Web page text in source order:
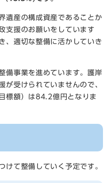
遺産の構成資産であることか
支援のお願いをしています
、適切な整備に活かしていき
事業を進めています。護岸
が受けられていませんので、
標額）は84.2億円となりま
けて整備していく予定です。